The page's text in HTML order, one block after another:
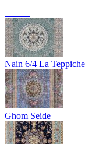
Nain 6/4 La Teppiche
Ghom Seide